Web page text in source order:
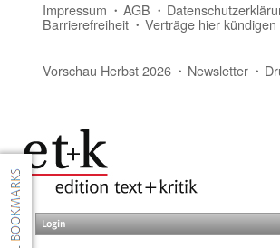
Impressum AGB
Barrierefreiheit Verträge hier kündigen
Vorschau Herbst 2026 Newsletter
Login